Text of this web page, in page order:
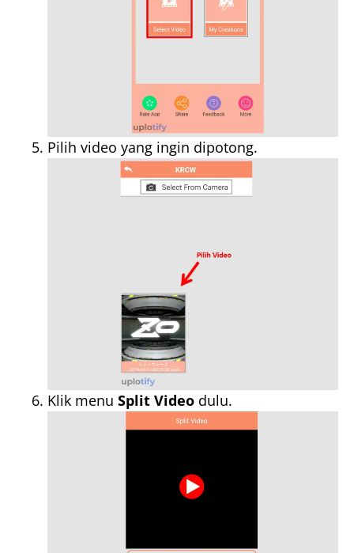
Pilih video yang ingin dipotong.
Klik menu Split Video dulu.